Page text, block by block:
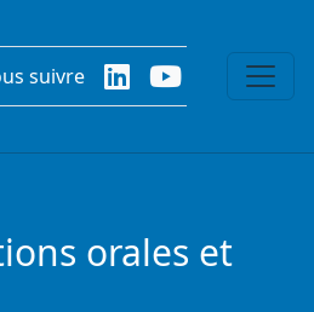
suivre
orales et